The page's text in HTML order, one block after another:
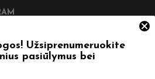
Užsiprenumeruokite
pasiūlymus bei